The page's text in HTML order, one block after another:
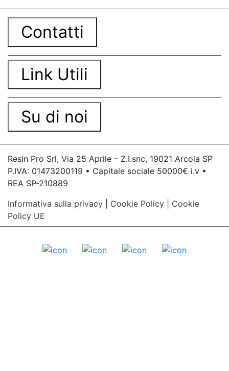
Contatti
Link Utili
Su di noi
Resin Pro Srl, Via 25 Aprile – Z.I.snc, 19021 Arcola SP
P.IVA: 01473200119 • Capitale sociale 50000€ i.v •
REA SP-210889
Informativa sulla privacy
Cookie Policy
Cookie
Policy UE